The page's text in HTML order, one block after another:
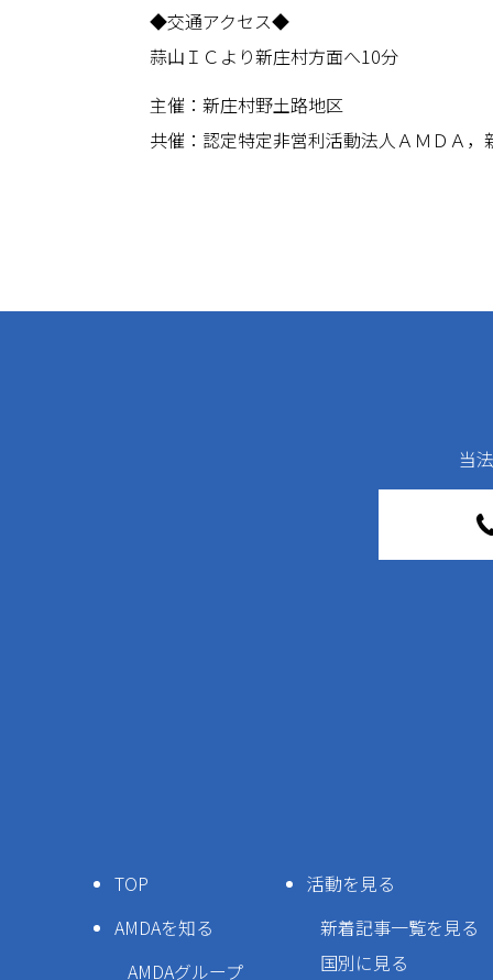
◆交通アクセス◆
蒜山ＩＣより新庄村方面へ10分
主催：新庄村野土路地区
共催：認定特定非営利活動法人ＡＭＤＡ，
当
TOP
AMDAを知る
AMDAグループ
活動を見る
新着記事一覧を見る
国別に見る